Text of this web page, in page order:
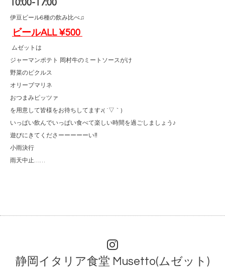
10:00-17:00
伊豆ビール6種の飲み比べ♫
ビールALL ¥500
ムゼットは
ジャーマンポテト 岡村牛のミートソースがけ
野菜のピクルス
オリーブマリネ
おつまみピッツァ
を用意して皆様をお待ちしてます♪( ´▽｀)
いっぱい飲んでいっぱい食べて楽しい時間を過ごしましょう♪
遊びにきてくださーーーーーい‼︎
小雨決行
雨天中止……
静岡イタリア食堂 Musetto(ムゼット)